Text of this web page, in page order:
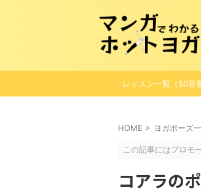
レッスン一覧（50音
HOME > ヨガポーズ
この記事にはプロモ
コアラの